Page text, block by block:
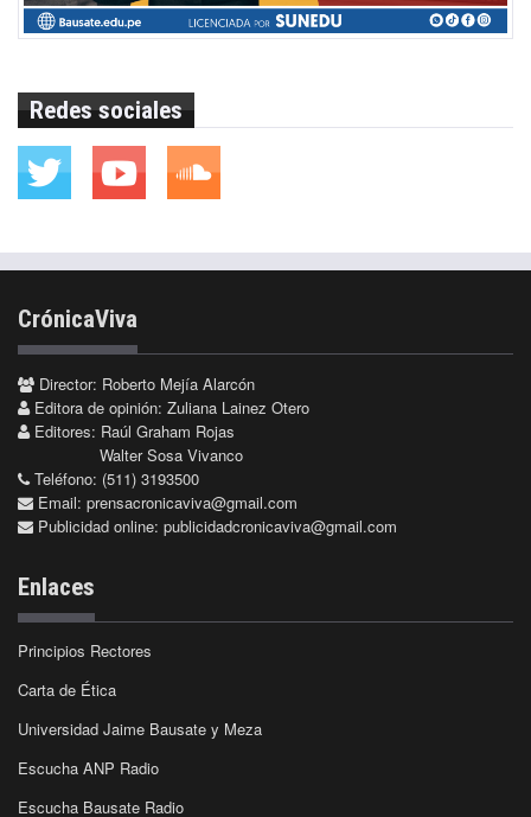
Redes sociales
CrónicaViva
Director: Roberto Mejía Alarcón
Editora de opinión: Zuliana Lainez Otero
Editores: Raúl Graham Rojas
Walter Sosa Vivanco
Teléfono: (511) 3193500
Email: prensacronicaviva@gmail.com
Publicidad online: publicidadcronicaviva@gmail.com
Enlaces
Principios Rectores
Carta de Ética
Universidad Jaime Bausate y Meza
Escucha ANP Radio
Escucha Bausate Radio